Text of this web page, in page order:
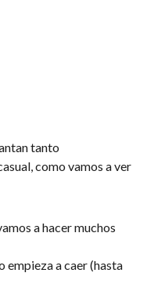
tanto
como vamos a ver
a hacer muchos
empieza a caer (hasta